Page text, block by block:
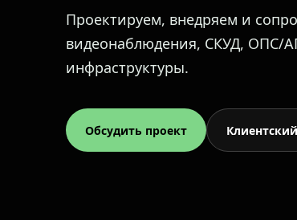
Проектируем, внедряем и
видеонаблюдения, СКУД, ОПС/
инфраструктуры.
Обсудить проект